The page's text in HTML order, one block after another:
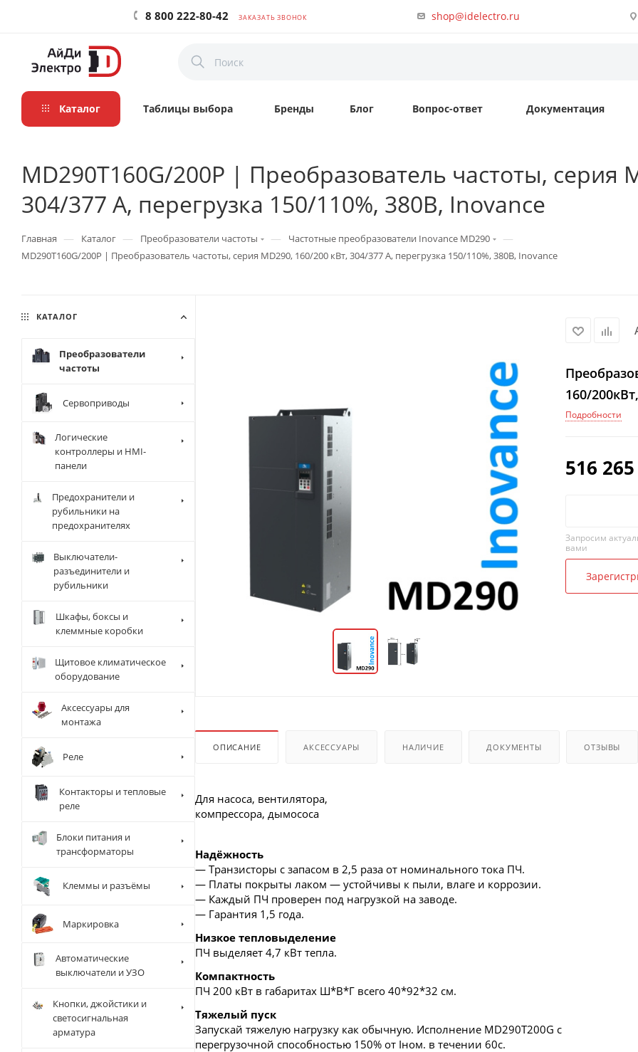
8 800 222-80-42 ЗАКАЗАТЬ ЗВОНОК shop@idelectro.ru
Каталог Таблицы выбора Бренды Блог Вопрос-ответ Документация
MD290T160G/200P | Преобразователь частоты, серия
304/377 А, перегрузка 150/110%, 380B, Inovance
Главная — Каталог — Преобразователи частоты — Частотные преобразователи Inovance MD290 —
MD290T160G/200P | Преобразователь частоты, серия MD290, 160/200 кВт, 304/377 А, перегрузка 150/110%, 380B, Inovance
160/
Подробности
516 265
Запросим
вами
ОПИСАНИЕ АКСЕССУАРЫ НАЛИЧИЕ ДОКУМЕНТЫ ОТЗЫВЫ
Для насоса, вентилятора,
компрессора, дымососа
Надёжность
— Транзисторы с запасом в 2,5 раза от номинального тока ПЧ.
— Платы покрыты лаком — устойчивы к пыли, влаге и коррозии.
— Каждый ПЧ проверен под нагрузкой на заводе.
— Гарантия 1,5 года.
Низкое тепловыделение
ПЧ выделяет 4,7 кВт тепла.
Компактность
ПЧ 200 кВт в габаритах Ш*В*Г всего 40*92*32 см.
Тяжелый пуск
Запускай тяжелую нагрузку как обычную. Исполнение MD290T200G с
перегрузочной способностью 150% от Iном. в течении 60с.
КАТАЛОГ
Преобразователи
частоты
Сервоприводы
Логические
контроллеры и HMI-
панели
Предохранители и
рубильники на
предохранителях
Выключатели-
разъединители и
рубильники
Шкафы, боксы и
клеммные коробки
Щитовое климатическое
оборудование
Аксессуары для
монтажа
Реле
Контакторы и тепловые
реле
Блоки питания и
трансформаторы
Клеммы и разъёмы
Маркировка
Автоматические
выключатели и УЗО
Кнопки, джойстики и
светосигнальная
арматура